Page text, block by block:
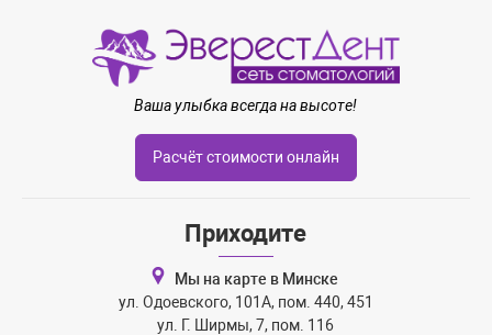
Ваша улыбка всегда на высоте!
Расчёт стоимости онлайн
Приходите
Мы на карте в Минске
ул. Одоевского, 101А, пом. 440, 451
ул. Г. Ширмы, 7, пом. 116